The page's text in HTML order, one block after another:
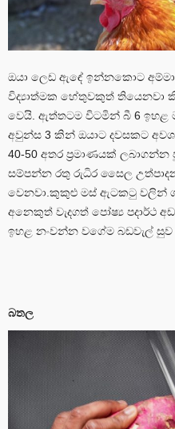
ඔයා ලෙඩ ඇඳේ ඉන්නකොට
විද්‍යාත්මක හේතුවකුත් තියෙනවා
වෙයි. ඇත්තටම විටමින් බී 6
අවුන්ස 3 කින් ඔයාට දවසකට
40-50 අතර ප්‍රමාණයක්
සම්පන්න රතු රුධිර සෛල
වෙනවා.කුකුළු මස් ඇටකටු වලින්
අනෙකුත් වැදගත් පෝෂ්‍ය පදාර්ථ
ඉහළ නංවන්න වගේම බඩවැල්
බතල